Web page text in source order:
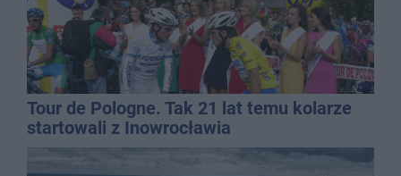
Tour de Pologne. Tak 21 lat temu kolarze
startowali z Inowrocławia